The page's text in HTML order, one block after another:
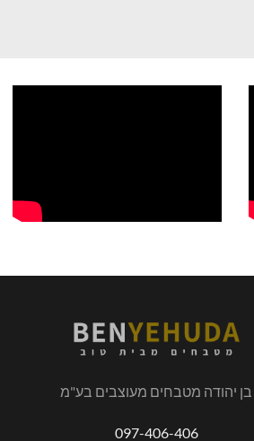
בן יהודה מטבחים מעוצבים בע"מ
097-406-406